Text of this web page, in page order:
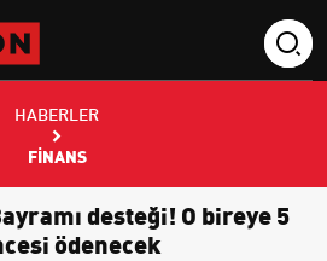
HABERLER
FINANS
desteği! O bireye 5
ödenecek